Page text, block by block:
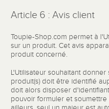
Article 6 : Avis client
Toupie-Shop.com permet à
sur un produit. Cet avis
produit concerné.
L'Utilisateur souhaitant
produit(s) doit être identifié
doit alors disposer
pouvoir formuler et